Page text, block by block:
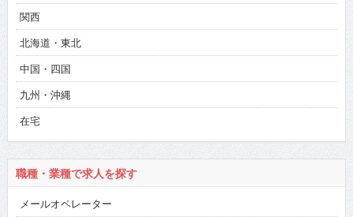
関西
北海道・東北
中国・四国
九州・沖縄
在宅
職種・業種で求人を探す
メールオペレーター